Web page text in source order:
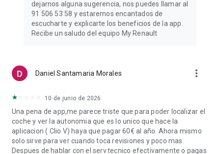
dejarnos alguna sugerencia, nos puedes llamar al
91 506 53 58 y estaremos encantados de
escucharte y explicarte los beneficios de la app.
Recibe un saludo del equipo My Renault
Daniel Santamaria Morales more_vert
10 de junio de 2026
Una pena de app,me parece triste que para poder localizar el
coche y ver la autonomia que es lo unico que hace la
aplicacion ( Clio V) haya que pagar 60€ al año. Ahora mismo
solo sirve para ver cuando toca revisiones y poco mas.
Despues de hablar con el serv.tecnico efectivamente o pagas